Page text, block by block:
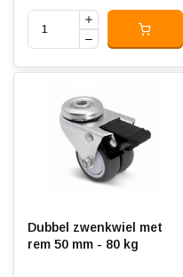
Dubbel zwenkwiel met
rem 50 mm - 80 kg